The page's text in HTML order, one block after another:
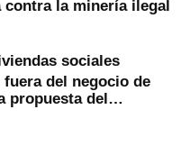
contra la minería ilegal
sociales
fuera del negocio de
propuesta del